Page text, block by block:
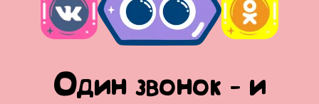
Один звонок - и